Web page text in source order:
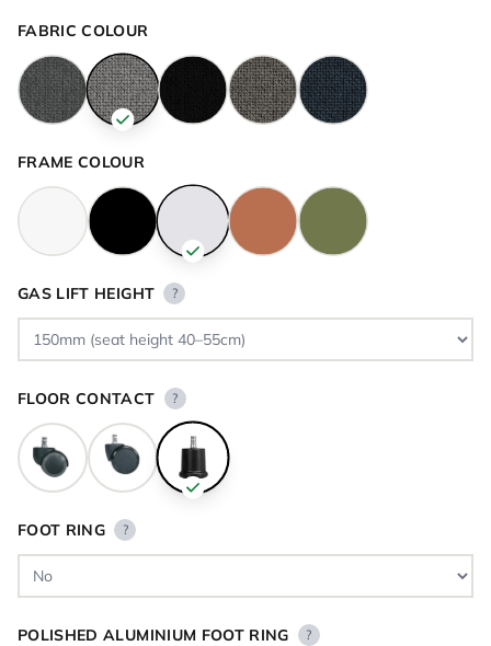
FABRIC COLOUR
FRAME COLOUR
GAS LIFT HEIGHT ?
FLOOR CONTACT ?
FOOT RING ?
POLISHED ALUMINIUM FOOT RING ?